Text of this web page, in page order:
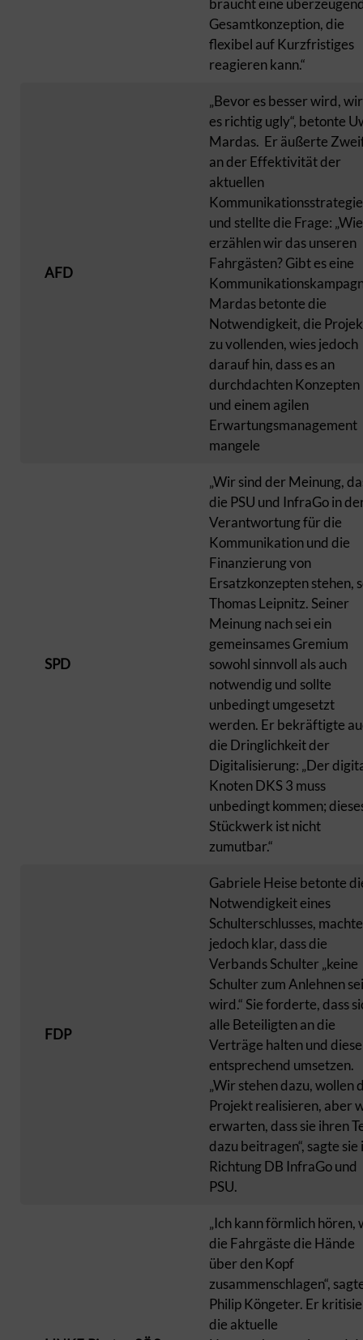
braucht eine
Gesamtkonzeption, die
flexibel auf Kurzfristiges
reagieren kann.“
AFD
„Bevor es besser wird,
es richtig ugly“, betonte
Mardas. Er äußerte
an der Effektivität der
aktuellen
und stellte die Frage: „Wie
erzählen wir das unseren
Fahrgästen? Gibt es eine
Mardas betonte die
Notwendigkeit, die
zu vollenden, wies jedoch
darauf hin, dass es an
durchdachten Konzepten
und einem agilen
Erwartungsmanagement
mangele
SPD
„Wir sind der Meinung,
die PSU und InfraGo in
Verantwortung für die
Kommunikation und die
Finanzierung von
Ersatzkonzepten stehen,
Thomas Leipnitz. Seiner
Meinung nach sei ein
gemeinsames Gremium
sowohl sinnvoll als auch
notwendig und sollte
unbedingt umgesetzt
werden. Er bekräftigte
die Dringlichkeit der
Digitalisierung: „Der
Knoten DKS 3 muss
unbedingt kommen;
Stückwerk ist nicht
zumutbar.“
FDP
Gabriele Heise betonte
Notwendigkeit eines
Schulterschlusses, machte
jedoch klar, dass die
Verbands Schulter „keine
Schulter zum Anlehnen
wird.“ Sie forderte, dass
alle Beteiligten an die
Verträge halten und diese
entsprechend umsetzen.
„Wir stehen dazu, wollen
Projekt realisieren, aber
erwarten, dass sie ihren
dazu beitragen“, sagte sie
Richtung DB InfraGo und
PSU.
„Ich kann förmlich hören,
die Fahrgäste die Hände
über den Kopf
zusammenschlagen“,
Philip Köngeter. Er
die aktuelle